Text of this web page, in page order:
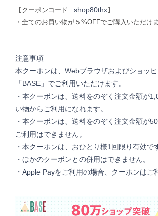
【クーポンコード : shop80thx】
・全てのお買い物が５%OFFでご購入いただけま
注意事項
本クーポンは、Webブラウザおよびショッ
「BASE」でご利用いただけます。
・本クーポンは、送料をのぞく注文金額が
い物からご利用になれます。
・本クーポンは、送料をのぞく注文金額が
ご利用はできません。
・本クーポンは、おひとり様1回限り有効で
・ほかのクーポンとの併用はできません。
・Apple Payをご利用の場合、クーポンはご